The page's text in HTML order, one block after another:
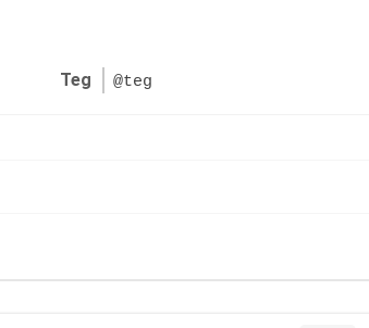
Teg @teg